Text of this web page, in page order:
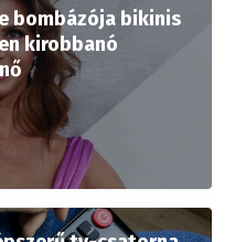
bombázója bikinis
kirobbanó